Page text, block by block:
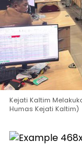
Kejati Kaltim
Humas Kejati Kaltim)